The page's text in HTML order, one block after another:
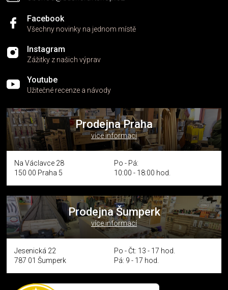
Facebook
Všechny novinky na jednom místě
Instagram
Zážitky z našich výprav
Youtube
Užitečné recenze a návody
Prodejna Praha
více informací
Na Václavce 28
150 00 Praha 5
Po - Pá:
10:00 - 18:00 hod.
Prodejna Šumperk
více informací
Jesenická 22
787 01 Šumperk
Po - Čt: 13 - 17 hod.
Pá: 9 - 17 hod.